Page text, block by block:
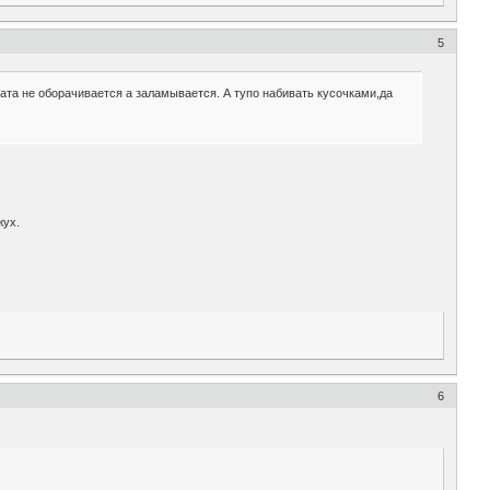
5
не оборачивается а заламывается. А тупо набивать кусочками,да
6